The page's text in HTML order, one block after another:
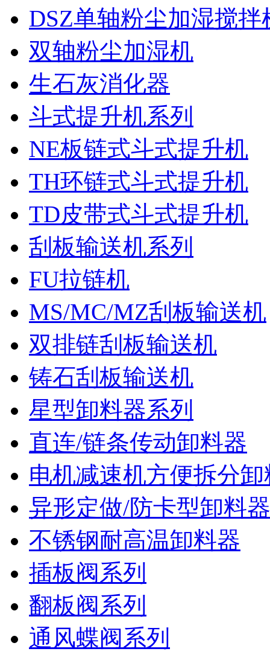
DSZ单轴粉尘加湿搅拌
双轴粉尘加湿机
生石灰消化器
斗式提升机系列
NE板链式斗式提升机
TH环链式斗式提升机
TD皮带式斗式提升机
刮板输送机系列
FU拉链机
MS/MC/MZ刮板输送机
双排链刮板输送机
铸石刮板输送机
星型卸料器系列
直连/链条传动卸料器
电机减速机方便拆分卸
异形定做/防卡型卸料器
不锈钢耐高温卸料器
插板阀系列
翻板阀系列
通风蝶阀系列